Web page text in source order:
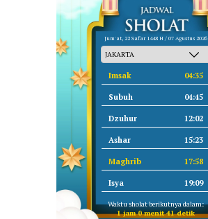
Jum'at, 22 Safar 1448 H / 07 Agustus 2026
Imsak 04:35
Subuh 04:45
Dzuhur 12:02
Ashar 15:23
Maghrib 17:58
Isya 19:09
Waktu sholat berikutnya dalam:
1 jam 0 menit 40 detik